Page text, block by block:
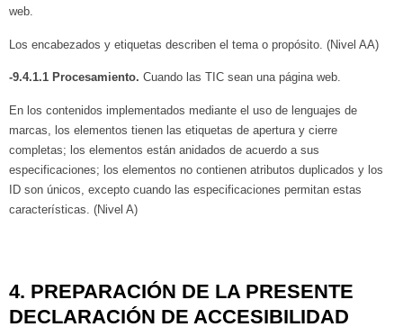
web.
Los encabezados y etiquetas describen el tema o propósito. (Nivel AA)
-9.4.1.1 Procesamiento. Cuando las TIC sean una página web.
En los contenidos implementados mediante el uso de lenguajes de
marcas, los elementos tienen las etiquetas de apertura y cierre
completas; los elementos están anidados de acuerdo a sus
especificaciones; los elementos no contienen atributos duplicados y los
ID son únicos, excepto cuando las especificaciones permitan estas
características. (Nivel A)
4. PREPARACIÓN DE LA PRESENTE
DECLARACIÓN DE ACCESIBILIDAD